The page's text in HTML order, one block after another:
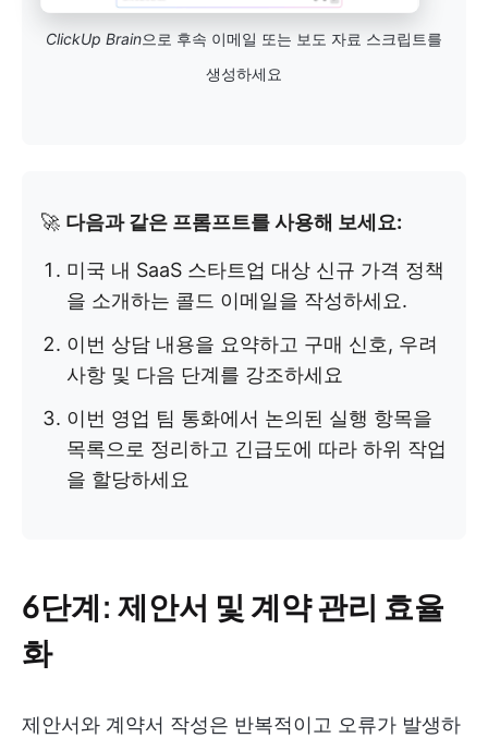
ClickUp Brain으로 후속 이메일 또는 보도 자료 스크립트를
생성하세요
🚀 다음과 같은 프롬프트를 사용해 보세요:
미국 내 SaaS 스타트업 대상 신규 가격 정책
을 소개하는 콜드 이메일을 작성하세요.
이번 상담 내용을 요약하고 구매 신호, 우려
사항 및 다음 단계를 강조하세요
이번 영업 팀 통화에서 논의된 실행 항목을
목록으로 정리하고 긴급도에 따라 하위 작업
을 할당하세요
6단계: 제안서 및 계약 관리 효율
화
제안서와 계약서 작성은 반복적이고 오류가 발생하